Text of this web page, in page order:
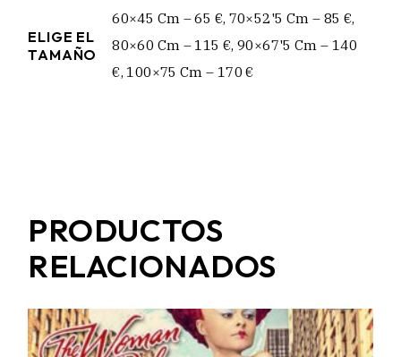
ELIGE EL
TAMAÑO
60×45 Cm – 65 €, 70×52'5 Cm – 85 €,
80×60 Cm – 115 €, 90×67'5 Cm – 140
€, 100×75 Cm – 170 €
PRODUCTOS
RELACIONADOS